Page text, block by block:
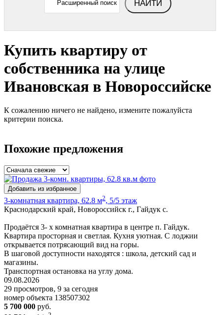
Расширенный поиск НАЙТИ
Купить квартиру от
собственника на улице
Ивановская в Новороссийске
К сожалению ничего не найдено, измените пожалуйста
критерии поиска.
Похожие предложения
Добавить из избранное
3-комнатная квартира, 62.8 м2, 5/5 этаж
Краснодарский край, Новороссийск г., Гайдук с.
Продаётся 3- х комнатная квартира в центре п. Гайдук.
Квартира просторная и светлая. Кухня уютная. С лоджии
открывается потрясающий вид на горы.
В шаговой доступности находятся : школа, детский сад и
магазины.
Транспортная остановка на углу дома.
09.08.2026
29 просмотров, 9 за сегодня
номер объекта 138507302
5 700 000 руб.